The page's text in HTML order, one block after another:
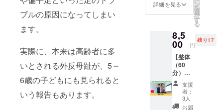
ブルの原因になってしまい
ます。
実際に、本来は高齢者に多
いとされる外反母趾が、5～
6歳の子どもにも見られると
いう報告もあります。
ながり
ます。
※送料込
値段で
す。 ※
製作期
間は約2
～3週間
です。
※有効期
限は
2023年
悩みを
抱えて
ひ！ 足
のトラ
ブルを
なくす
ことで
全身の
バラン
スが整
い、ケ
に合わ
れるこ
とで、
こんな
メリッ
トがあ
りま
す。 ・
歩きや
すくな
る ・姿
して
だきま
す。 サ
認も
メール
で行う
ため、
遠方の
方でも
お気軽
ルをお
作りし
はしっ
かりし
た足元
作り
も、上
達への
大事な
要因の
ひとつ
です。
詳細を見る ン
を
選
択
す
る
8,5
00 円
残り17
【整体
（60
分）】
足育兄
ちゃ
ん・落
合伸治
支援
者：
3人
お届